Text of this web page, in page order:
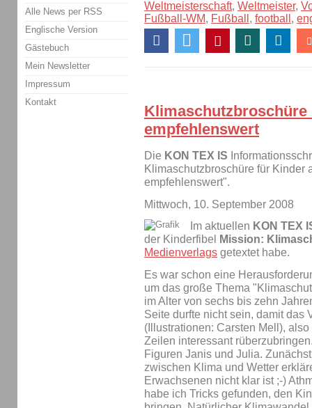
Weltmeisterschaft, Weltmeister,
Fußball-WM, Fußball , football ,
empfehlenswert
Die KON TEX IS
Klimaschutzbroschüre für Kinder
empfehlenswert".
Mittwoch, 10. September 2008
Im aktuellen KON TEX
der Kinderfibel
Mission:
Medienverlags getextet habe.
Es war schon eine
um das große Thema
im Alter von sechs bis zehn
Seite durfte nicht sein, damit das
(Illustrationen: Carsten Mell),
Zeilen interessant
Figuren Janis und Julia.
zwischen Klima und Wetter
Erwachsenen nicht klar ist ;-)
habe ich Tricks gefunden, den
Alle News per RSS
Englische Version
Gästebuch
Mein Newsletter
Impressum
Kontakt